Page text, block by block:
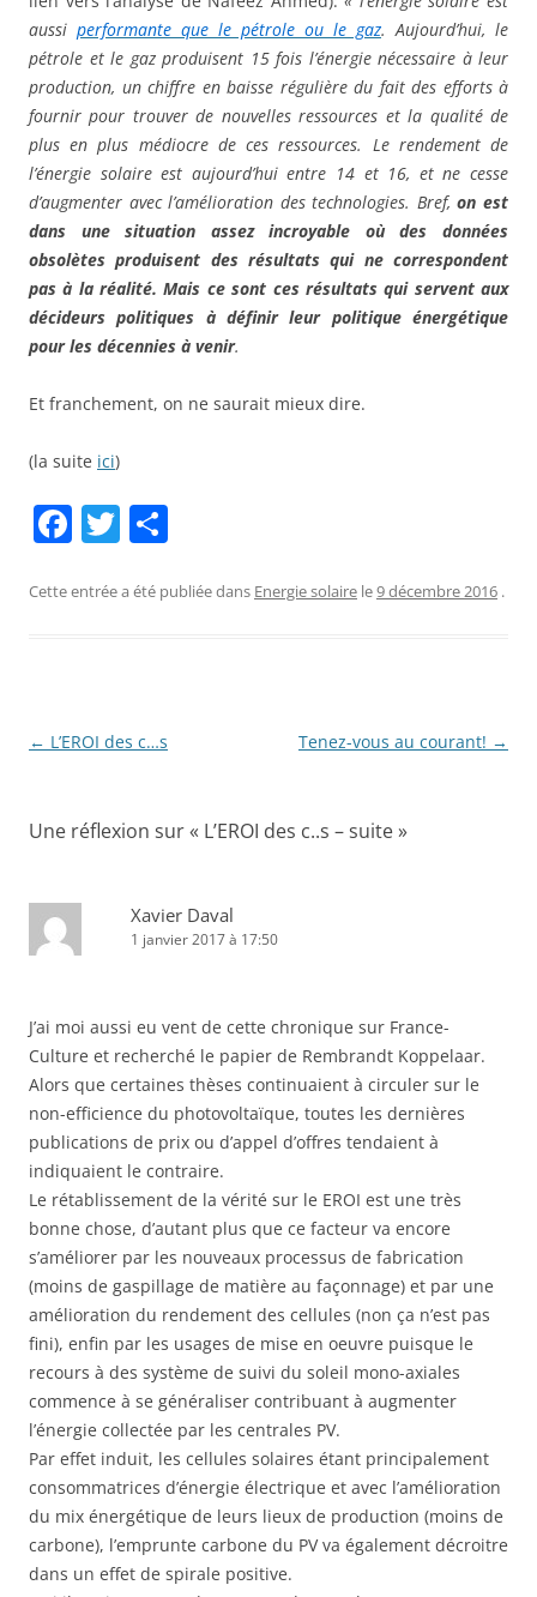
aussi performante que le pétrole ou le gaz. Aujourd’hui, le
pétrole et le gaz produisent 15 fois l’énergie nécessaire à leur
production, un chiffre en baisse régulière du fait des efforts à
fournir pour trouver de nouvelles ressources et la qualité de
plus en plus médiocre de ces ressources. Le rendement de
l’énergie solaire est aujourd’hui entre 14 et 16, et ne cesse
d’augmenter avec l’amélioration des technologies. Bref,on est
dans une situation assez incroyable où des données
obsolètes produisent des résultats qui ne correspondent
pas à la réalité. Mais ce sont ces résultats qui servent aux
décideurs politiques à définir leur politique énergétique
pour les décennies à venir.
Et franchement, on ne saurait mieux dire.
(la suite ici)
F
c
o
T
itt ta
Cette entrée a été publiée dans Energie solaire le9 décembre 2016 .
Navigation
← L’EROI des c…s Tenez-vous au courant! →
Une réflexion sur « L’EROI des c..s – suite»
Xavier Daval
1 janvier 2017 à 17:50
J’ai moi aussi eu vent de cette chronique sur France-
Culture et recherché le papier de Rembrandt Koppelaar.
Alors que certaines thèses continuaient à circuler sur le
non-efficience du photovoltaïque, toutes les dernières
publications de prix ou d’appel d’offres tendaient à
indiquaient le contraire.
Le rétablissement de la vérité sur le EROI est une très
bonne chose, d’autant plus que ce facteur va encore
s’améliorer par les nouveaux processus de fabrication
(moins de gaspillage de matière au façonnage) et par une
amélioration du rendement des cellules (non ça n’est pas
fini), enfin par les usages de mise en oeuvre puisque le
recours à des système de suivi du soleil mono-axiales
commence à se généraliser contribuant à augmenter
l’énergie collectée par les centrales PV.
Par effet induit, les cellules solaires étant principalement
consommatrices d’énergie électrique et avec l’amélioration
du mix énergétique de leurs lieux de production (moins de
carbone), l’emprunte carbone du PV va également décroitre
dans un effet de spirale positive.